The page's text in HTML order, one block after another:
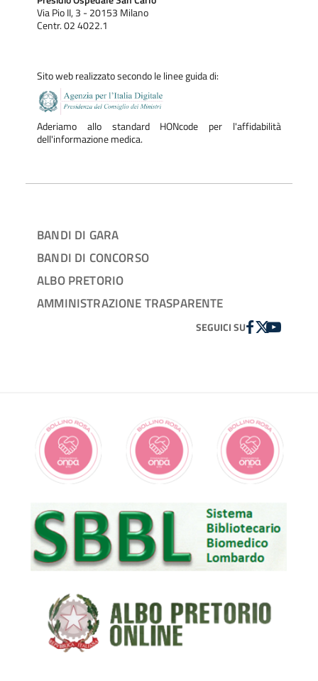
Via Pio II, 3 - 20153 Milano
Centr. 02 4022.1
Sito web realizzato secondo le linee guida di:
Aderiamo allo standard HONcode per l'affidabilità
dell'informazione medica.
BANDI DI GARA
BANDI DI CONCORSO
ALBO PRETORIO
AMMINISTRAZIONE TRASPARENTE
SEGUICI SUFACEBOOK
TWITTER
YOUTUBE